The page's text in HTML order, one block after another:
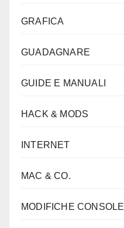
GRAFICA
GUADAGNARE
GUIDE E MANUALI
HACK & MODS
INTERNET
MAC & CO.
MODIFICHE CONSOLE